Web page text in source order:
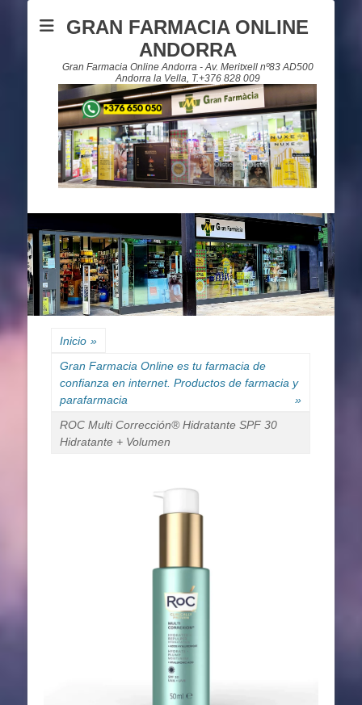
GRAN FARMACIA ONLINE
ANDORRA
Gran Farmacia Online Andorra - Av. Meritxell nº83 AD500
Andorra la Vella, T.+376 828 009
Inicio »
Gran Farmacia Online es tu farmacia de
confianza en internet. Productos de farmacia y
parafarmacia
»
ROC Multi Corrección®️ Hidratante SPF 30
Hidratante + Volumen